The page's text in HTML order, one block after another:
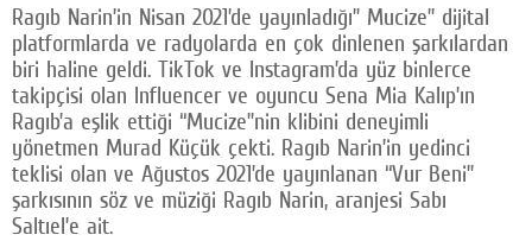
Ragıb Narin’in Nisan 2021’de yayınladığı” Mucize” dijital
platformlarda ve radyolarda en çok dinlenen şarkılardan
biri haline geldi. TikTok ve Instagram’da yüz binlerce
takipçisi olan Influencer ve oyuncu Sena Mia Kalıp’ın
Ragıb’a eşlik ettiği “Mucize”nin klibini deneyimli
yönetmen Murad Küçük çekti. Ragıb Narin’in yedinci
teklisi olan ve Ağustos 2021’de yayınlanan “Vur Beni”
şarkısının söz ve müziği Ragıb Narin, aranjesi Sabı
Saltıel’e ait.